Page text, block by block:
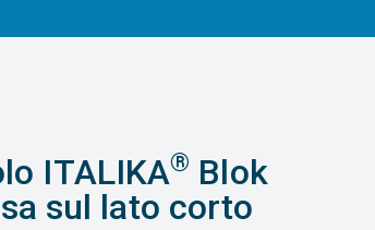
ITALIKA® Blok
sul lato corto